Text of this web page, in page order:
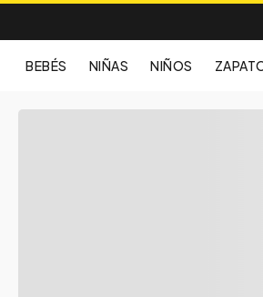
BEBÉS NIÑAS NIÑOS